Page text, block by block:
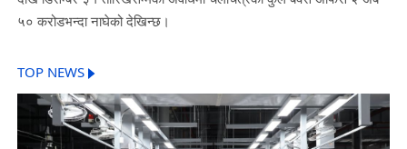
५० करोडभन्दा नाघेको देखिन्छ।
TOP NEWS